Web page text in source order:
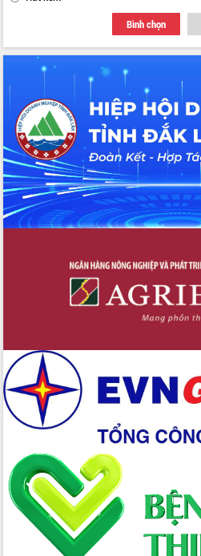
Hồ Thị Nguyên Thảo làm việc tại Trung
tâm Phục vụ hành chính công xã Ea
Xây dựng nền hành chính số đồng
hành cùng nông dân dân, doanh nghiệp
Giai đoạn 2026-2030, Đắk Lắk phấn
đấu có 77% xã đạt chuẩn nông thôn
mới
Chuyển đổi số 'mở đường' cho nông
nghiệp Đắk Lắk tăng trưởng bứt phá
Triển khai đồng bộ đo đạc, lập hồ sơ
địa chính, hoàn thiện cơ sở dữ liệu đất
đai
Ứng dụng sinh trắc học - Bước tiến
Đắk Lắk nâng cao hiệu quả công tác
Đảng từ Sổ tay đảng viên điện tử
Đắk Lắk đẩy mạnh nuôi biển công
bền vững
Tập huấn nâng cao năng lực triển khai
chuyển đổi số cho cán bộ, công chức
cấp xã
Đắk Lắk phát động hưởng ứng Ngày
Quyền của người tiêu dùng Việt Nam
2026
Đẩy mạnh cải cách hành chính, quyết
tâm đạt được mục tiêu tăng trưởng
hai con số trong năm 2026
Tổ chức trang trọng Lễ hội Đền thờ
Lương Văn Chánh năm 2026
Bình chọn